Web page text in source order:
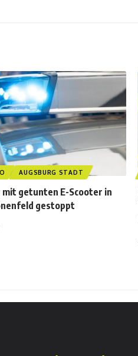
AUGSBURG STADT
mit getunten E-Scooter in
gestoppt